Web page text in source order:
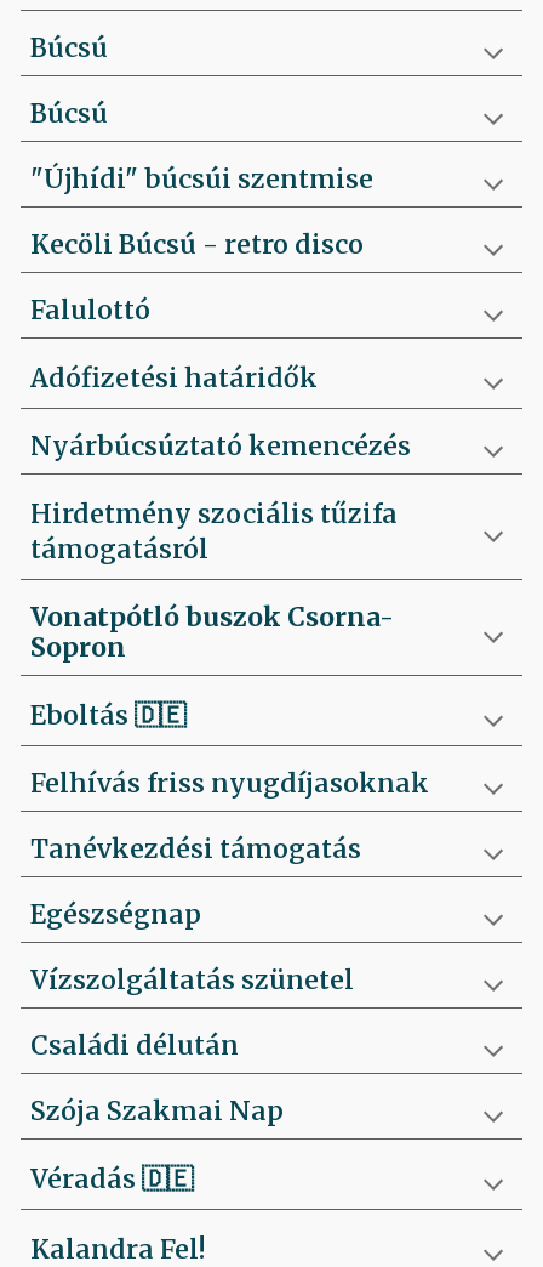
Búcsú
Búcsú
"Újhídi" búcsúi szentmise
Kecöli Búcsú - retro disco
Falulottó
Adófizetési határidők
Nyárbúcsúztató kemencézés
Hirdetmény szociális tűzifa
támogatásról
Vonatpótló buszok Csorna-
Sopron
Eboltás🇩🇪
Felhívás friss nyugdíjasoknak
Tanévkezdési támogatás
Egészségnap
Vízszolgáltatás szünetel
Családi délután
Szója Szakmai Nap
Véradás🇩🇪
Kalandra Fel!